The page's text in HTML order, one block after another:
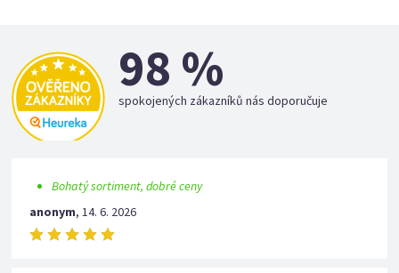
98 %
spokojených zákazníků nás doporučuje
Bohatý sortiment, dobré ceny
anonym,14. 6. 2026